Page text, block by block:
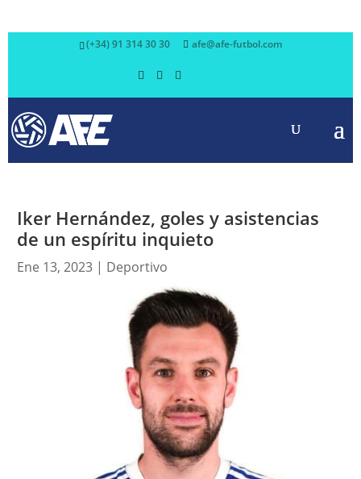
(+34) 91 314 30 30 afe@afe-futbol.com
Iker Hernández, goles y asistencias
de un espíritu inquieto
Ene 13, 2023| Deportivo